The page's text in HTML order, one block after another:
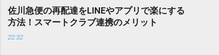
し、似た漢字が多すぎて結局見つからないことも少なくあり
ません。 そこで今回は、IMEパッドを使わずに、特定のコー
ドを打ち込むだけで一瞬で旧字や外字、特殊記号を呼び出す
「文字コード入力」のテクニックを詳しく解説します。 この
佐川急便の再配達をLINEやアプリで楽にする
方法！スマートクラブ連携のメリット
22:32